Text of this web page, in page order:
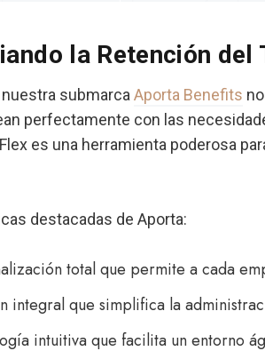
la Retención del
submarca Aporta Benefits
perfectamente con las
es una herramienta poderosa
destacadas de Aporta:
total que permite a cada
integral que simplifica la
intuitiva que facilita un entorno